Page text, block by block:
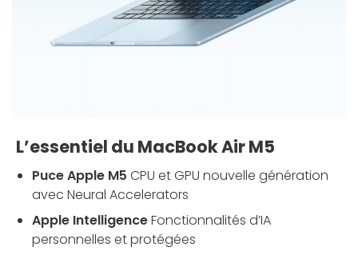
L’essentiel du MacBook Air M5
Puce Apple M5 CPU et GPU nouvelle génération
avec Neural Accelerators
Apple IntelligenceFonctionnalités d’IA
personnelles et protégées